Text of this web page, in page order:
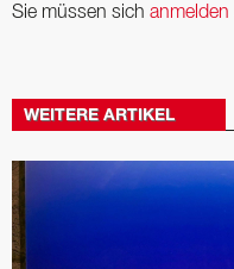
Sie müssen sich anmelden
WEITERE ARTIKEL